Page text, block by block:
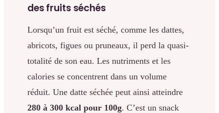
des fruits séchés
Lorsqu’un fruit est séché, comme les dattes,
abricots, figues ou pruneaux, il perd la quasi-
totalité de son eau. Les nutriments et les
calories se concentrent dans un volume
réduit. Une datte séchée peut ainsi atteindre
280 à 300 kcal pour 100g. C’est un snack